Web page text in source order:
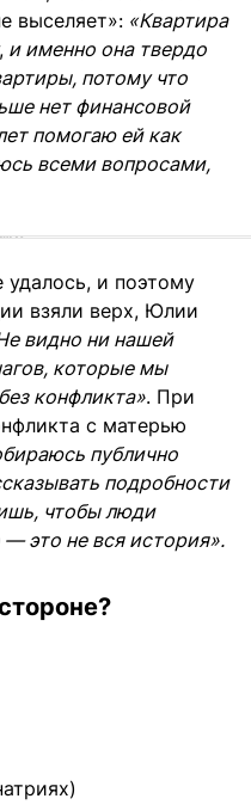
выселяет»: «Квартира
, и именно она твердо
потому что
нет финансовой
помогаю ей как
всеми вопросами,
и поэтому
взяли верх, Юлии
видно ни нашей
которые мы
конфликта». При
с матерью
публично
подробности
чтобы люди
это не вся история».